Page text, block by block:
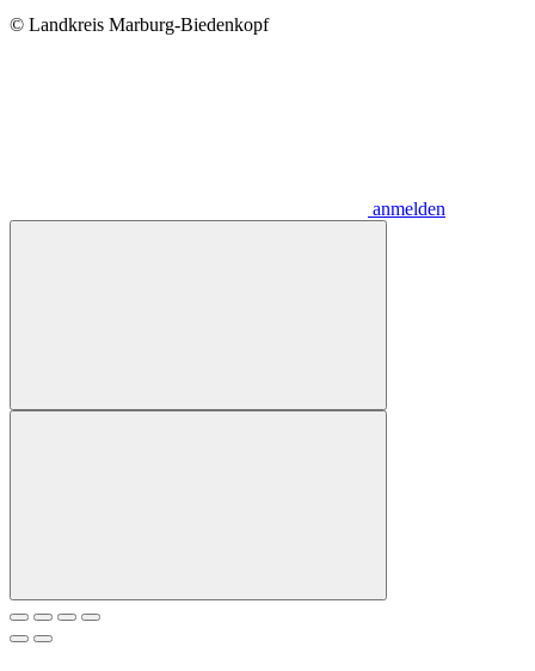
© Landkreis Marburg-Biedenkopf
anmelden